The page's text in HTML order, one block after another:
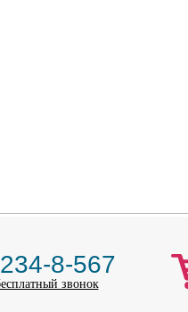
8-567
звонок